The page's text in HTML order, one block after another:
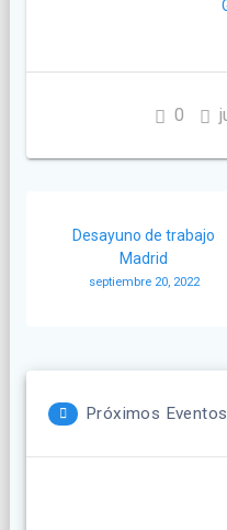
0
Desayuno de trabajo
Madrid
septiembre 20, 2022
Próximos Eventos